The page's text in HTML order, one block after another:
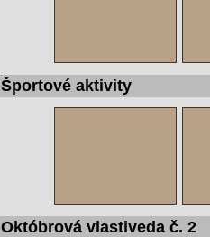
Športové aktivity
Októbrová vlastiveda č. 2